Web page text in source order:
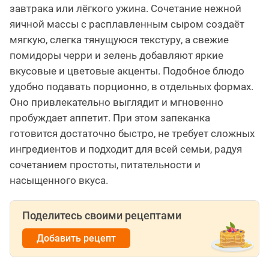
завтрака или лёгкого ужина. Сочетание нежной
яичной массы с расплавленным сыром создаёт
мягкую, слегка тянущуюся текстуру, а свежие
помидоры черри и зелень добавляют яркие
вкусовые и цветовые акценты. Подобное блюдо
удобно подавать порционно, в отдельных формах.
Оно привлекательно выглядит и мгновенно
пробуждает аппетит. При этом запеканка
готовится достаточно быстро, не требует сложных
ингредиентов и подходит для всей семьи, радуя
сочетанием простоты, питательности и
насыщенного вкуса.
Поделитесь своими рецептами
Добавить рецепт